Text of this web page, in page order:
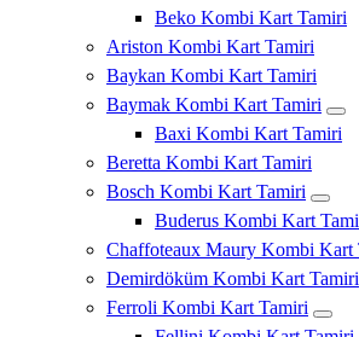
Beko Kombi Kart Tamiri
Ariston Kombi Kart Tamiri
Baykan Kombi Kart Tamiri
Baymak Kombi Kart Tamiri
Baxi Kombi Kart Tamiri
Beretta Kombi Kart Tamiri
Bosch Kombi Kart Tamiri
Buderus Kombi Kart
Chaffoteaux Maury Kombi Kart
Demirdöküm Kombi Kart Tamiri
Ferroli Kombi Kart Tamiri